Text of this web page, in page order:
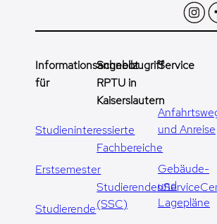
Informationsangebot
für
Studieninteressierte
Erstsemester
Studierende
Schnellzugriff
RPTU in
Kaiserslautern
Fachbereiche
(SSC)
Service
und Anreise
Gebäude-
und
Lagepläne